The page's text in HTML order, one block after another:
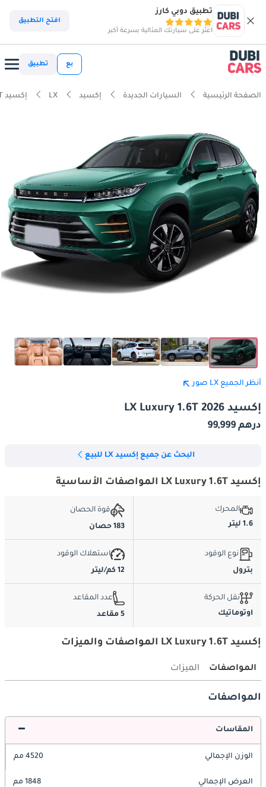
تطبيق دوبي كارز
اعثر على سيارتك المثالية بسرعة أكبر
افتح التطبيق
بع تطبيق
الصفحة الرئيسية السيارات الجديدة إكسيد LX إكسيد LX Luxury 1.6T
أنظر الجميع LX صور
إكسيد LX Luxury 1.6T 2026
درهم 99,999
البحث عن جميع إكسيد LX للبيع
إكسيد LX Luxury 1.6T المواصفات الأساسية
المحرك
1.6 ليتر
قوة الحصان
183 حصان
نوع الوقود
بترول
استهلاك الوقود
12 كم/ليتر
نقل الحركة
اوتوماتيك
عدد المقاعد
5 مقاعد
إكسيد LX Luxury 1.6T المواصفات والميزات
المواصفات الميزات
المواصفات
المقاسات
الوزن الإجمالي 4520 مم
العرض الإجمالي 1848 مم